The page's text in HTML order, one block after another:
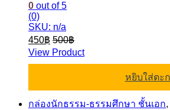
0 out of 5
(0)
SKU: n/a
450฿ 500฿
View Product
หยิบใส่ตะ
กล่องนักธรรม-ธรรมศึกษา ชั้นเอก,